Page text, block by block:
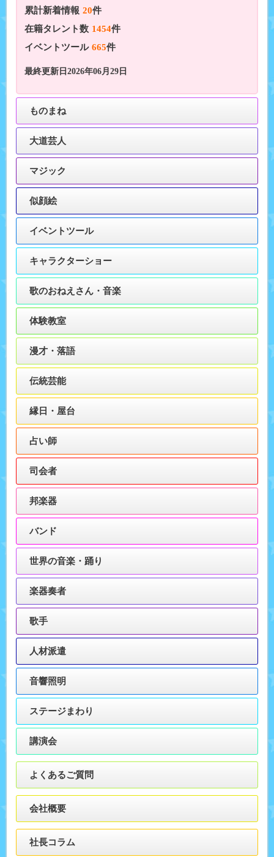
累計新着情報 20件
在籍タレント数 1454件
イベントツール 665件
最終更新日2026年06月29日
ものまね
大道芸人
マジック
似顔絵
イベントツール
キャラクターショー
歌のおねえさん・音楽
体験教室
漫才・落語
伝統芸能
縁日・屋台
占い師
司会者
邦楽器
バンド
世界の音楽・踊り
楽器奏者
歌手
人材派遣
音響照明
ステージまわり
講演会
よくあるご質問
会社概要
社長コラム